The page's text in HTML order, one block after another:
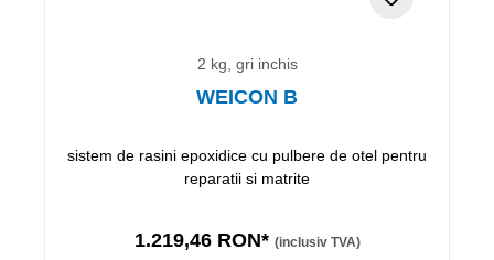
2 kg, gri inchis
WEICON B
sistem de rasini epoxidice cu pulbere de otel pentru
reparatii si matrite
1.219,46 RON* (inclusiv TVA)